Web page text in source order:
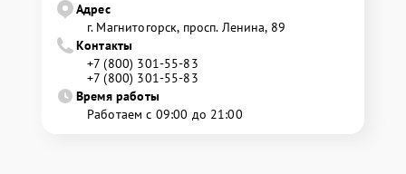
Адрес
г. Магнитогорск, просп. Ленина, 89
Контакты
+7 (800) 301-55-83
+7 (800) 301-55-83
Время работы
Работаем с 09:00 до 21:00